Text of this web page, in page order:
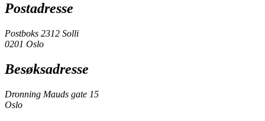
Postadresse
Postboks 2312 Solli
0201 Oslo
Besøksadresse
Dronning Mauds gate 15
Oslo